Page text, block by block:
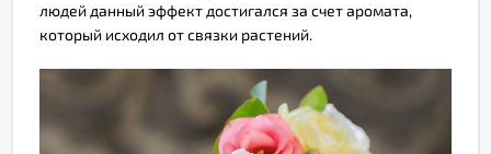
людей данный эффект достигался за счет аромата,
который исходил от связки растений.